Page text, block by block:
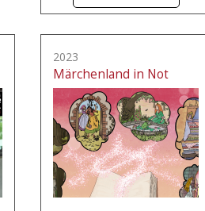
2023
Märchenland in Not